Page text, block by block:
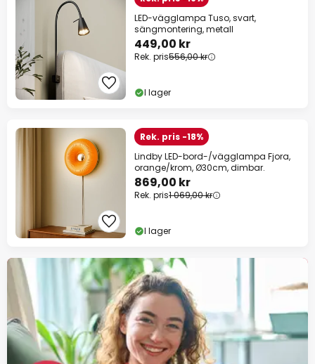
LED-vägglampa Tuso, svart,
sängmontering, metall
449,00 kr
Rek. pris556,00 kr
I lager
Rek. pris -18%
Lindby LED-bord-/vägglampa Fjora,
orange/krom, Ø30cm, dimbar.
869,00 kr
Rek. pris1 069,00 kr
I lager